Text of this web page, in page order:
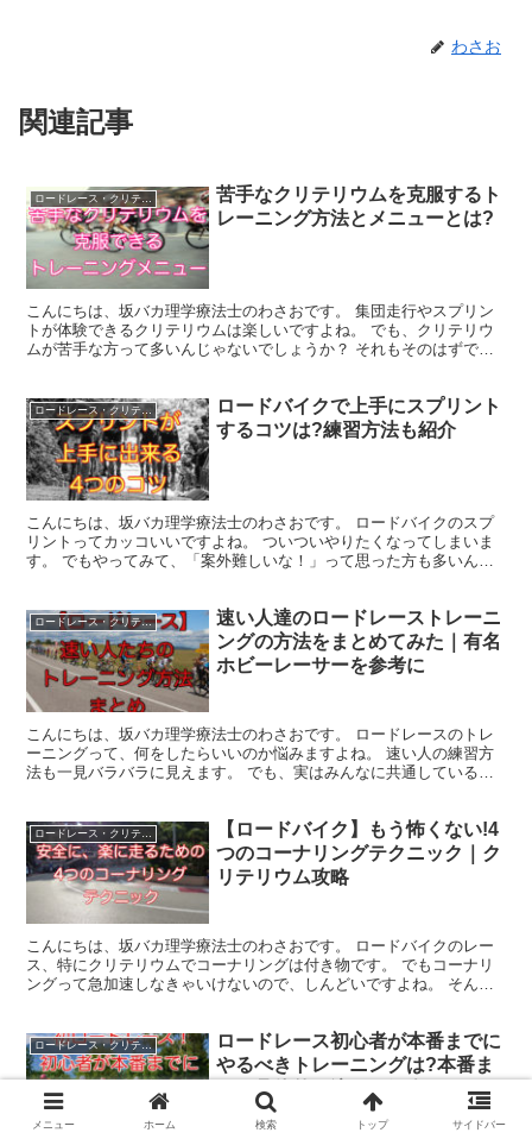
わさお
関連記事
ロードレース・クリテリウム
苦手なクリテリウムを克服するト
レーニング方法とメニューとは?
こんにちは、坂バカ理学療法士のわさおです。 集団走行やスプリン
トが体験できるクリテリウムは楽しいですよね。 でも、クリテリウ
ムが苦手な方って多いんじゃないでしょうか？ それもそのはずで
ロードレース・クリテリウム
ロードバイクで上手にスプリント
するコツは?練習方法も紹介
こんにちは、坂バカ理学療法士のわさおです。 ロードバイクのスプ
リントってカッコいいですよね。 ついついやりたくなってしまいま
す。 でもやってみて、「案外難しいな！」って思った方も多いんじ
ロードレース・クリテリウム
速い人達のロードレーストレーニ
ングの方法をまとめてみた｜有名
ホビーレーサーを参考に
こんにちは、坂バカ理学療法士のわさおです。 ロードレースのトレ
ーニングって、何をしたらいいのか悩みますよね。 速い人の練習方
法も一見バラバラに見えます。 でも、実はみんなに共通している事
ロードレース・クリテリウム
【ロードバイク】もう怖くない!4
つのコーナリングテクニック｜ク
リテリウム攻略
こんにちは、坂バカ理学療法士のわさおです。 ロードバイクのレー
ス、特にクリテリウムでコーナリングは付き物です。 でもコーナリ
ングって急加速しなきゃいけないので、しんどいですよね。 そんな
ロードレース・クリテリウム
ロードレース初心者が本番までに
やるべきトレーニングは?本番ま
での具体的な流れを紹介
メニュー ホーム 検索 トップ サイドバー